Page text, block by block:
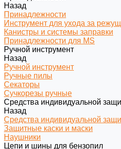
Назад
Принадлежности
Инструмент для ухода за
Канистры и системы заправки
Принадлежности для MS
Ручной инструмент
Назад
Ручной инструмент
Ручные пилы
Секаторы
Сучкорезы ручные
Средства индивидуальной
Назад
Средства индивидуальной
Защитные каски и маски
Наушники
Цепи и шины для бензопил